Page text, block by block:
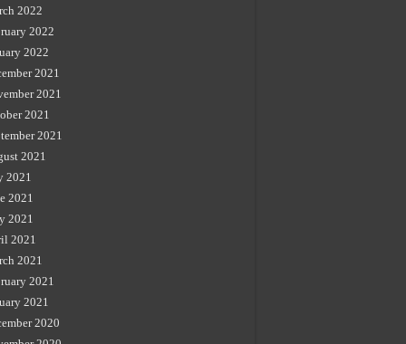
2022
2022
2022
2021
2021
2021
2021
2021
2021
2021
2021
2021
2021
2021
2021
2020